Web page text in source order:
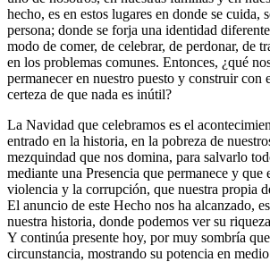
hecho, es en estos lugares en donde se cuida,
persona; donde se forja una identidad
modo de comer, de celebrar, de perdonar, de
en los problemas comunes. Entonces, ¿qué
permanecer en nuestro puesto y construir con
certeza de que nada es inútil?
La Navidad que celebramos es el
entrado en la historia, en la pobreza de
mezquindad que nos domina, para salvarlo
mediante una Presencia que permanece y que
violencia y la corrupción, que nuestra propia
El anuncio de este Hecho nos ha alcanzado,
nuestra historia, donde podemos ver su
Y continúa presente hoy, por muy sombría que
circunstancia, mostrando su potencia en